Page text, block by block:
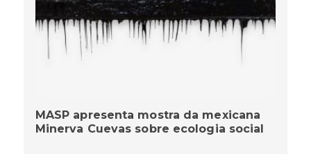
MASP apresenta mostra da mexicana
Minerva Cuevas sobre ecologia social